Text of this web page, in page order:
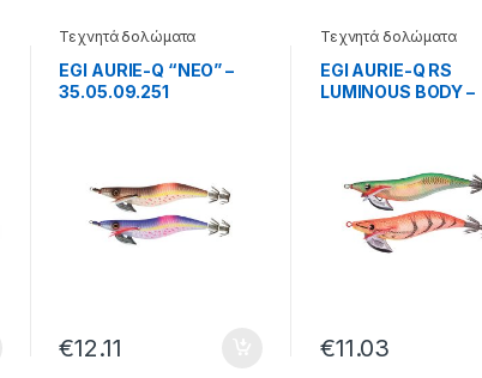
Τεχνητά δολώματα
EGI AURIE-Q “NEO” –
35.05.09.251
€12.11
Τεχνητά δολώματα
EGI AURIE-Q RS
LUMINOUS BODY –
€11.03